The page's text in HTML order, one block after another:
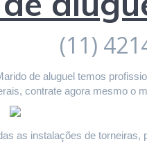
(11)
de aluguel temos
contrate agora mesmo o
as instalações de